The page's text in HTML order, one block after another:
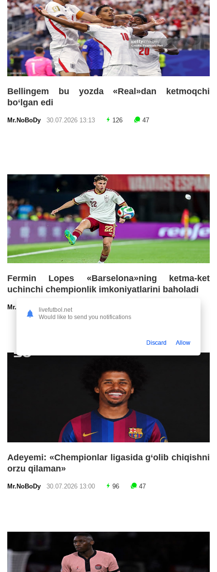
Bellingem bu yozda «Real»dan ketmoqchi
bo‘lgan edi
Mr.NoBoDy 30.07.2026 13:13 126 47
Fermin Lopes «Barselona»ning ketma-ket
uchinchi chempionlik imkoniyatlarini baholadi
Mr.NoBoDy30.07.2026 13:00
Adeyemi: «Chempionlar ligasida g‘olib chiqishni
orzu qilaman»
Mr.NoBoDy 30.07.2026 13:00 96 47
livefutbol.net
Would like to send you notifications
Discard Allow